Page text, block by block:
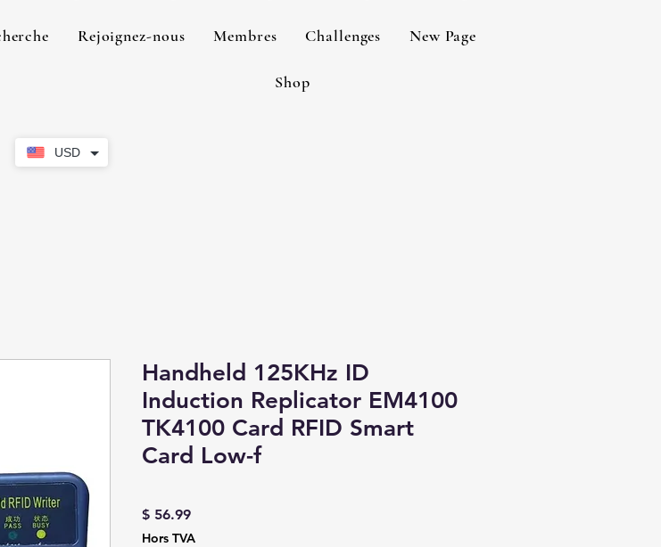
USD
Rejoignez-nous Membres Challenges New Page
Shop
Handheld 125KHz ID
Induction Replicator EM4100
TK4100 Card RFID Smart
Card Low-f
$ 56.99Prix
Hors TVA